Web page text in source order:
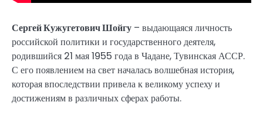
Сергей Кужугетович Шойгу – выдающаяся личность
российской политики и государственного деятеля,
родившийся 21 мая 1955 года в Чадане, Тувинская АССР.
С его появлением на свет началась волшебная история,
которая впоследствии привела к великому успеху и
достижениям в различных сферах работы.